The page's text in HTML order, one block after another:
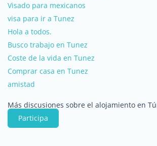
Visado para mexicanos
visa para ir a Tunez
Hola a todos.
Busco trabajo en Tunez
Coste de la vida en Tunez
Comprar casa en Tunez
amistad
Más discusiones sobre el alojamiento en
Participa